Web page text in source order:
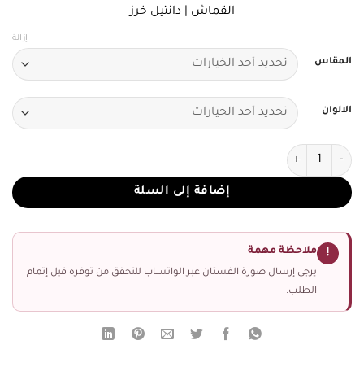
القماش | دانتيل خرز
المقاس
الالوان
إزالة
كمية فستان سهرة طويل ضيقة تبرز جمال القوام
إضافة إلى السلة
! ملاحظة مهمة
يرجى إرسال صورة الفستان عبر الواتساب للتحقق من توفره قبل إتمام
الطلب.